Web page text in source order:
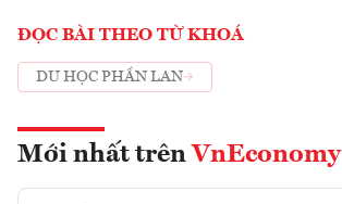
ĐỌC BÀI THEO TỪ KHOÁ
DU HỌC PHẦN LAN
Mới nhất trên VnEconomy